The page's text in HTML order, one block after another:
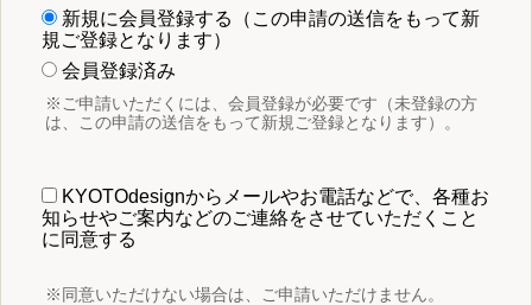
新規に会員登録する（この申請の送信をもって新
規ご登録となります）
会員登録済み
※ご申請いただくには、会員登録が必要です（未登録の方
は、この申請の送信をもって新規ご登録となります）。
KYOTOdesignからメールやお電話などで、各種お
知らせやご案内などのご連絡をさせていただくこと
に同意する
※同意いただけない場合は、ご申請いただけません。